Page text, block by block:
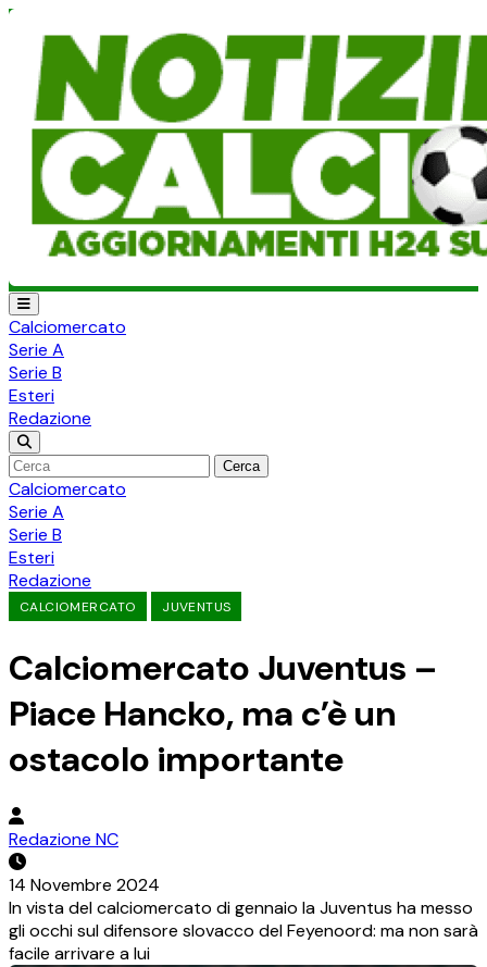
Calciomercato
Serie A
Serie B
Esteri
Redazione
Cerca
Calciomercato
Serie A
Serie B
Esteri
Redazione
CALCIOMERCATO JUVENTUS
Calciomercato Juventus –
Piace Hancko, ma c’è un
ostacolo importante
Redazione NC
14 Novembre 2024
In vista del calciomercato di gennaio la Juventus ha messo
gli occhi sul difensore slovacco del Feyenoord: ma non sarà
facile arrivare a lui